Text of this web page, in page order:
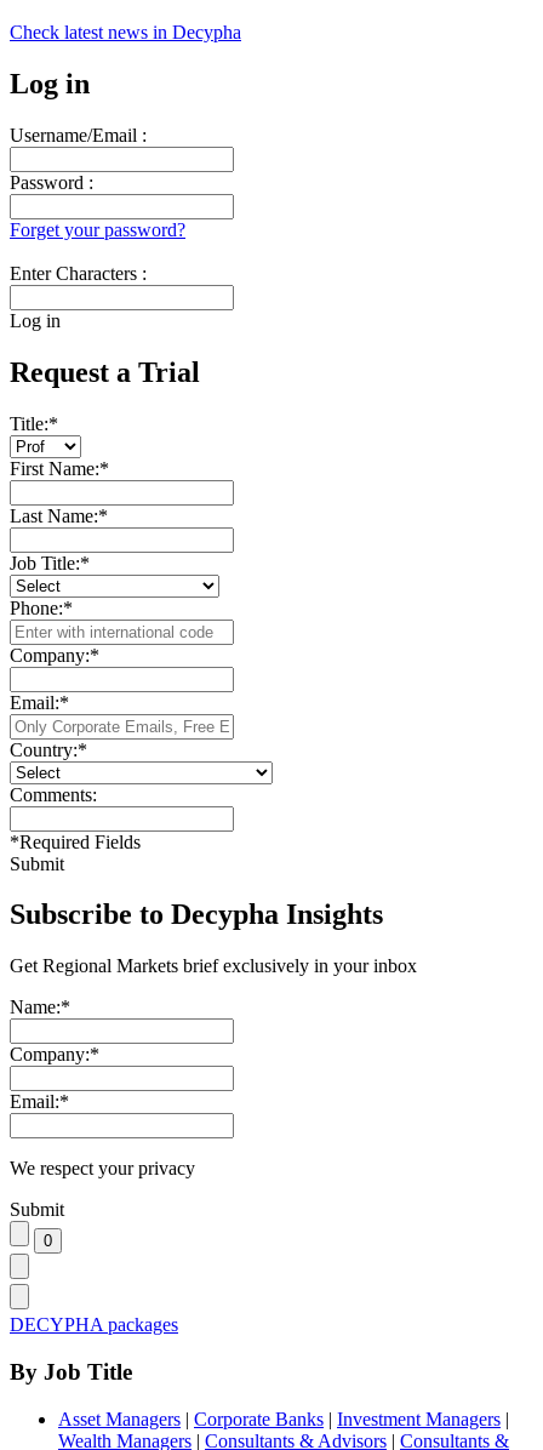
Check latest news in Decypha
Log in
Username/Email :
Password :
Forget your password?
Enter Characters :
Log in
Request a Trial
Title:*
First Name:*
Last Name:*
Job Title:*
Phone:*
Company:*
Email:*
Country:*
Comments:
*Required Fields
Submit
Subscribe to Decypha Insights
Get Regional Markets brief exclusively in your inbox
Name:*
Company:*
Email:*
We respect your privacy
Submit
DECYPHA packages
By Job Title
Asset Managers | Corporate Banks | Investment Managers |
Wealth Managers | Consultants & Advisors | Consultants &